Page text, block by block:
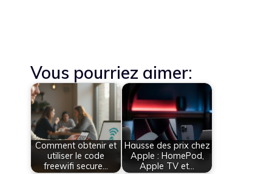
Vous pourriez aimer:
Comment obtenir et
utiliser le code
freewifi secure…
Hausse des prix chez
Apple : HomePod,
Apple TV et…